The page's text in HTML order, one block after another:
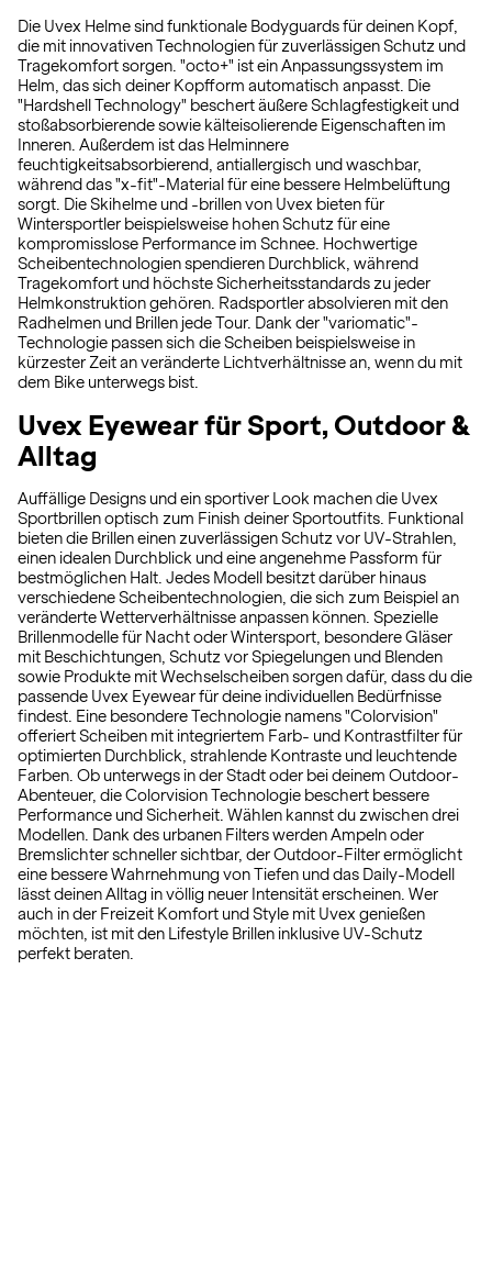
Die Uvex Helme sind funktionale Bodyguards für deinen Kopf,
die mit innovativen Technologien für zuverlässigen Schutz und
Tragekomfort sorgen. "octo+" ist ein Anpassungssystem im
Helm, das sich deiner Kopfform automatisch anpasst. Die
"Hardshell Technology" beschert äußere Schlagfestigkeit und
stoßabsorbierende sowie kälteisolierende Eigenschaften im
Inneren. Außerdem ist das Helminnere
feuchtigkeitsabsorbierend, antiallergisch und waschbar,
während das "x-fit"-Material für eine bessere Helmbelüftung
sorgt. Die Skihelme und -brillen von Uvex bieten für
Wintersportler beispielsweise hohen Schutz für eine
kompromisslose Performance im Schnee. Hochwertige
Scheibentechnologien spendieren Durchblick, während
Tragekomfort und höchste Sicherheitsstandards zu jeder
Helmkonstruktion gehören. Radsportler absolvieren mit den
Radhelmen und Brillen jede Tour. Dank der "variomatic"-
Technologie passen sich die Scheiben beispielsweise in
kürzester Zeit an veränderte Lichtverhältnisse an, wenn du mit
dem Bike unterwegs bist.
Uvex Eyewear für Sport, Outdoor &
Alltag
Auffällige Designs und ein sportiver Look machen die Uvex
Sportbrillen optisch zum Finish deiner Sportoutfits. Funktional
bieten die Brillen einen zuverlässigen Schutz vor UV-Strahlen,
einen idealen Durchblick und eine angenehme Passform für
bestmöglichen Halt. Jedes Modell besitzt darüber hinaus
verschiedene Scheibentechnologien, die sich zum Beispiel an
veränderte Wetterverhältnisse anpassen können. Spezielle
Brillenmodelle für Nacht oder Wintersport, besondere Gläser
mit Beschichtungen, Schutz vor Spiegelungen und Blenden
sowie Produkte mit Wechselscheiben sorgen dafür, dass du die
passende Uvex Eyewear für deine individuellen Bedürfnisse
findest. Eine besondere Technologie namens "Colorvision"
offeriert Scheiben mit integriertem Farb- und Kontrastfilter für
optimierten Durchblick, strahlende Kontraste und leuchtende
Farben. Ob unterwegs in der Stadt oder bei deinem Outdoor-
Abenteuer, die Colorvision Technologie beschert bessere
Performance und Sicherheit. Wählen kannst du zwischen drei
Modellen. Dank des urbanen Filters werden Ampeln oder
Bremslichter schneller sichtbar, der Outdoor-Filter ermöglicht
eine bessere Wahrnehmung von Tiefen und das Daily-Modell
lässt deinen Alltag in völlig neuer Intensität erscheinen. Wer
auch in der Freizeit Komfort und Style mit Uvex genießen
möchten, ist mit den Lifestyle Brillen inklusive UV-Schutz
perfekt beraten.